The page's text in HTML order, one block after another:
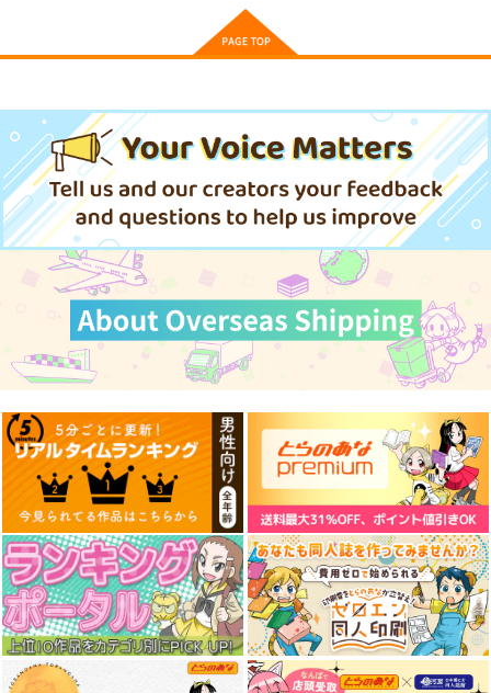
サンプル
まるごと！！名古屋港
水族館
Bathyscaphe
600円 （税込）
サンプル
作品詳細
シン・旧水族館物語
（税込）
サンプル
作品詳細
廃版旧制服図鑑総集編
02
麒麟堂
3,960円（税込）
サンプル
作品詳細
める異世界生
活 4th season 4
8,800円 （税込）
サンプル
作品詳細
める異世界生
活 4th season 5
8,800円（税込）
サンプル
世界生活 45
KADOKAWA
902 （税込）
サンプル
Re:ゼロから始める異
世界生活 短編集14
KADOKAWA
902円（税込）
サンプル
Re:ゼロから始める異
世界生活 43
KADOKAWA
814円（税込）
サンプル